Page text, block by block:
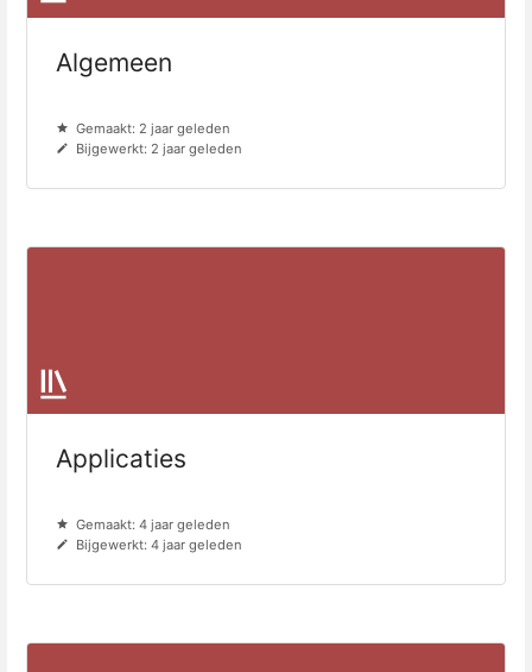
Algemeen
Gemaakt: 2 jaar geleden
Bijgewerkt: 2 jaar geleden
Applicaties
Gemaakt: 4 jaar geleden
Bijgewerkt: 4 jaar geleden